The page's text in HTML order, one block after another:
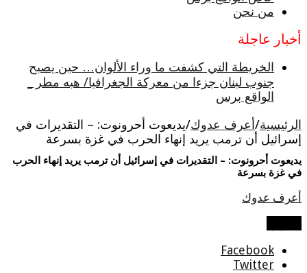
من نحن
أخبار عاجلة
الخريطة التي كشفت ما وراء الألوان… حين يصبح
جنوب لبنان جزءا من معركة الجغرافيا/ هبه مطر _
الواقع برس
الرئيسية/أعرف عدوك/يديعوت أحرونوت: – التقديرات في
إسرائيل أن ترمب يريد إنهاء الحرب في غزة بسرعة
يديعوت أحرونوت: – التقديرات في إسرائيل أن ترمب يريد إنهاء الحرب
في غزة بسرعة
أعرف عدوك
Facebook
Twitter